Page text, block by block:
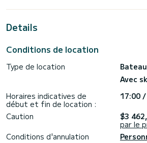
sur l'eau dans les environs de Port de
Pour votre confort, Tortuga possède
Ce bateau est équipé d'une Grand
Les demandes de réservation et devis
directement pas SamBoat. Vous
en passant par la plateforme.
Details
Conditions de location
Type de location
Avec
Horaires indicatives de
début et fin de location :
17:00
Caution
$3
par le
Conditions d'annulation